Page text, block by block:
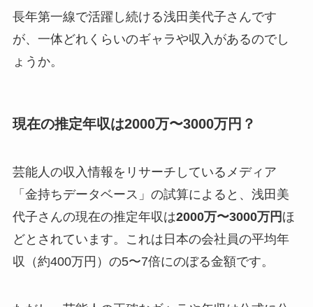
長年第一線で活躍し続ける浅田美代子さんです
が、一体どれくらいのギャラや収入があるのでし
ょうか。
現在の推定年収は2000万〜3000万円？
芸能人の収入情報をリサーチしているメディア
「金持ちデータベース」の試算によると、浅田美
代子さんの現在の推定年収は2000万〜3000万円 ほ
どとされています。これは日本の会社員の平均年
収（約400万円）の5〜7倍にのぼる金額です。